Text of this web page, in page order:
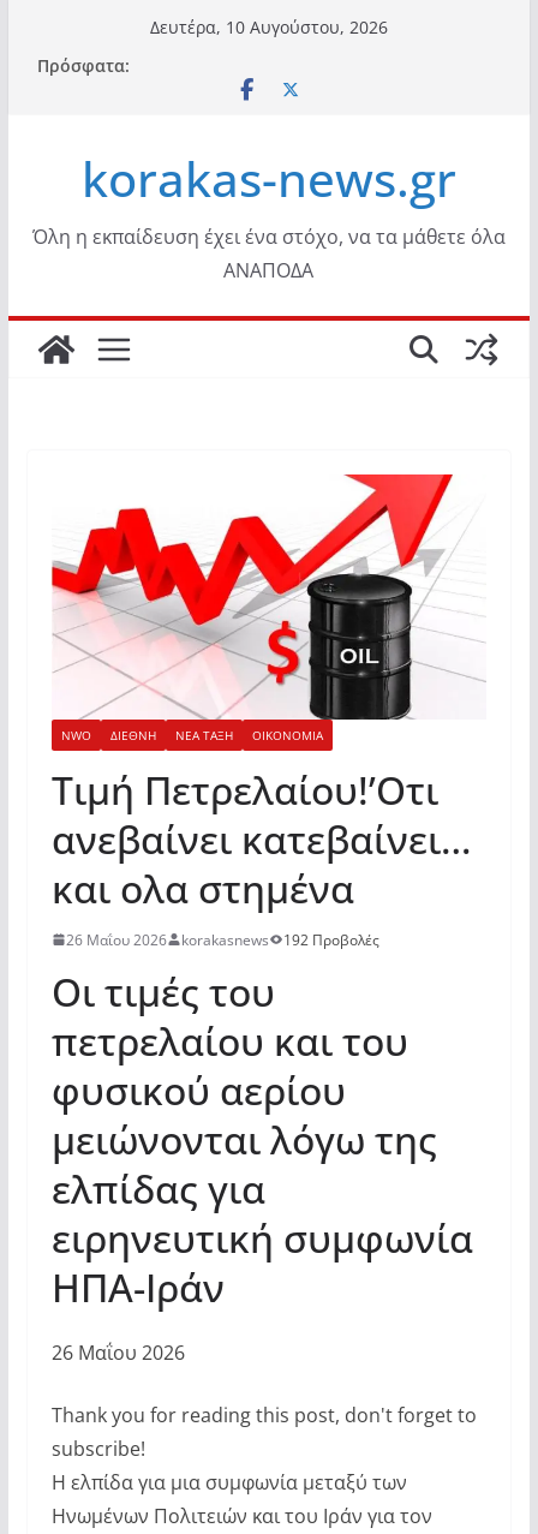
περιεχόμενο
Δευτέρα, 10 Αυγούστου, 2026
Πρόσφατα:
korakas-news.gr
Όλη η εκπαίδευση έχει ένα στόχο, να τα μάθετε όλα
ΑΝΑΠΟΔΑ
NWO ΔΙΕΘΝΗ ΝΕΑ ΤΑΞΗ ΟΙΚΟΝΟΜΙΑ
Τιμή Πετρελαίου!’Οτι
ανεβαίνει κατεβαίνει…
και ολα στημένα
26 Μαΐου 2026 korakasnews 192 Προβολές
Οι τιμές του
πετρελαίου και του
φυσικού αερίου
μειώνονται λόγω της
ελπίδας για
ειρηνευτική συμφωνία
ΗΠΑ-Ιράν
26 Μαΐου 2026
Thank you for reading this post, don't forget to
subscribe!
Η ελπίδα για μια συμφωνία μεταξύ των
Ηνωμένων Πολιτειών και του Ιράν για τον